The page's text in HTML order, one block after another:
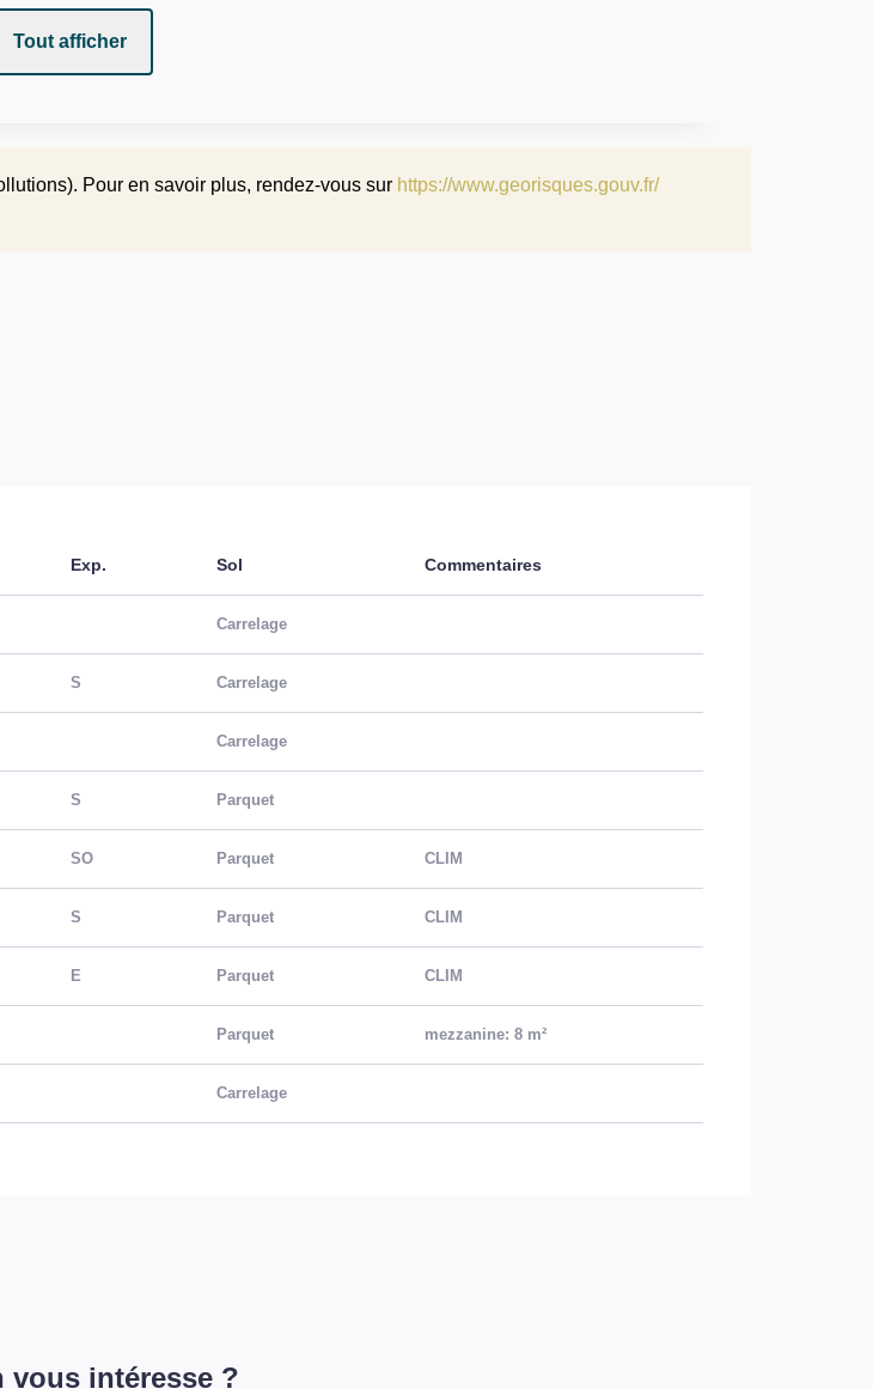
Tout afficher
Pour en savoir plus, rendez-vous sur https://www.georisques.gouv.fr/
Exp. Sol Commentaires
Carrelage
S Carrelage
Carrelage
S Parquet
SO Parquet CLIM
S Parquet CLIM
E Parquet CLIM
Parquet mezzanine: 8 m²
Carrelage
vous intéresse ?